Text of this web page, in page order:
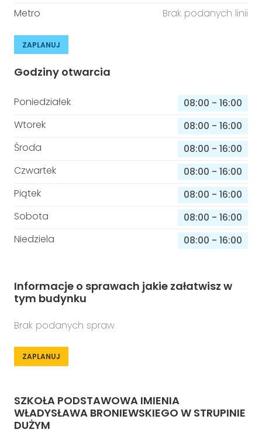
Metro
Brak podanych linii
ZAPLANUJ
Godziny otwarcia
Poniedziałek 08:00 - 16:00
Wtorek
08:00 - 16:00
Środa
08:00 - 16:00
Czwartek
08:00 - 16:00
Piątek
08:00 - 16:00
Sobota
08:00 - 16:00
Niedziela
08:00 - 16:00
Informacje o sprawach jakie załatwisz w
tym budynku
Brak podanych spraw
ZAPLANUJ
SZKOŁA PODSTAWOWA IMIENIA
WŁADYSŁAWA BRONIEWSKIEGO W STRUPINIE
DUŻYM